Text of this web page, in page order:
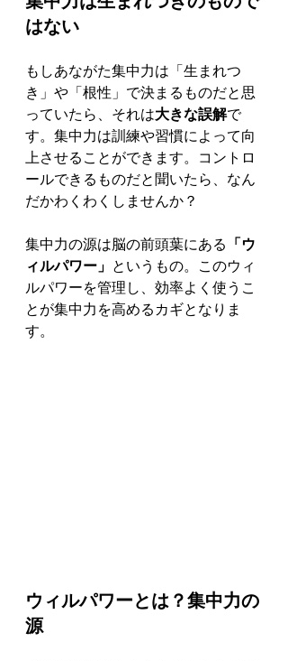
はない
もしあながた集中力は「生まれつ
き」や「根性」で決まるものだと思
っていたら、それは大きな誤解で
す。集中力は訓練や習慣によって向
上させることができます。コントロ
ールできるものだと聞いたら、なん
だかわくわくしませんか？
集中力の源は脳の前頭葉にある 「ウ
ィルパワー」 というもの。このウィ
ルパワーを管理し、効率よく使うこ
とが集中力を高めるカギとなりま
す。
ウィルパワーとは？集中力の
源